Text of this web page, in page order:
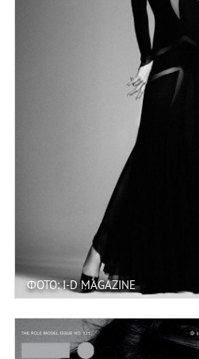
ФОТО: I-D MAGAZINE